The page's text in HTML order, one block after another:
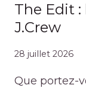
The Edit
J.Crew
28 juillet 2026
Que portez-